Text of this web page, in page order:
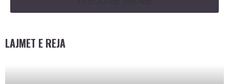
LAJMET E REJA